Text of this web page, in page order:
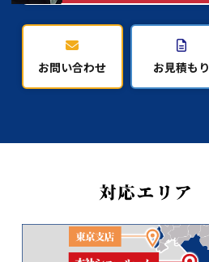
お問い合わせ お見積もり